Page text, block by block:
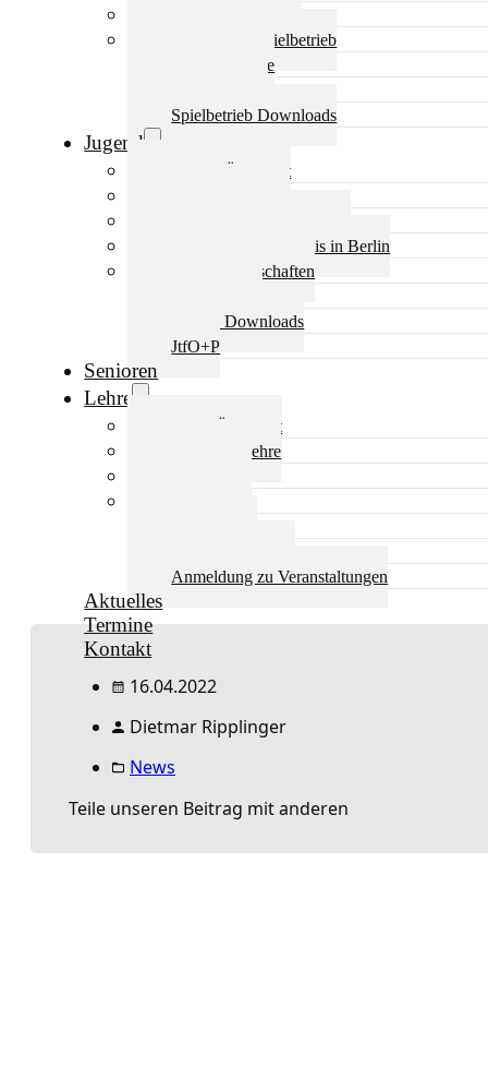
Mannschaftsspielbetrieb
Vereinsturniere
Spielbetrieb Downloads
Jugend
Jugend Übersicht
Schulsport Tischtennis in Berlin
mini-Meisterschaften
Jugend Downloads
JtfO+P
Senioren
Lehre
Lehre Übersicht
Aktuelles Lehre
Anmeldung zu Veranstaltungen
Aktuelles
Termine
Kontakt
16.04.2022
Dietmar Ripplinger
News
Teile unseren Beitrag mit anderen